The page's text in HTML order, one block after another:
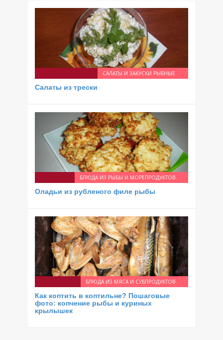
САЛАТЫ И ЗАКУСКИ РЫБНЫЕ
Салаты из трески
БЛЮДА ИЗ РЫБЫ И МОРЕПРОДУКТОВ
Оладьи из рубленого филе рыбы
БЛЮДА ИЗ МЯСА И СУБПРОДУКТОВ
Как коптить в коптильне? Пошаговые
фото: копчение рыбы и куриных
крылышек